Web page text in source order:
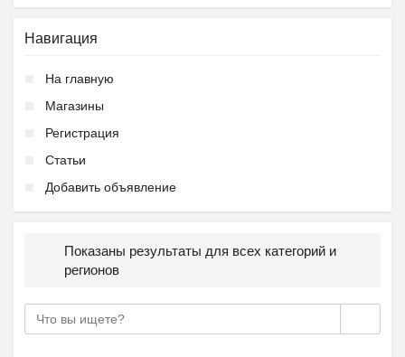
Навигация
На главную
Магазины
Регистрация
Статьи
Добавить объявление
Показаны результаты для всех категорий и
регионов